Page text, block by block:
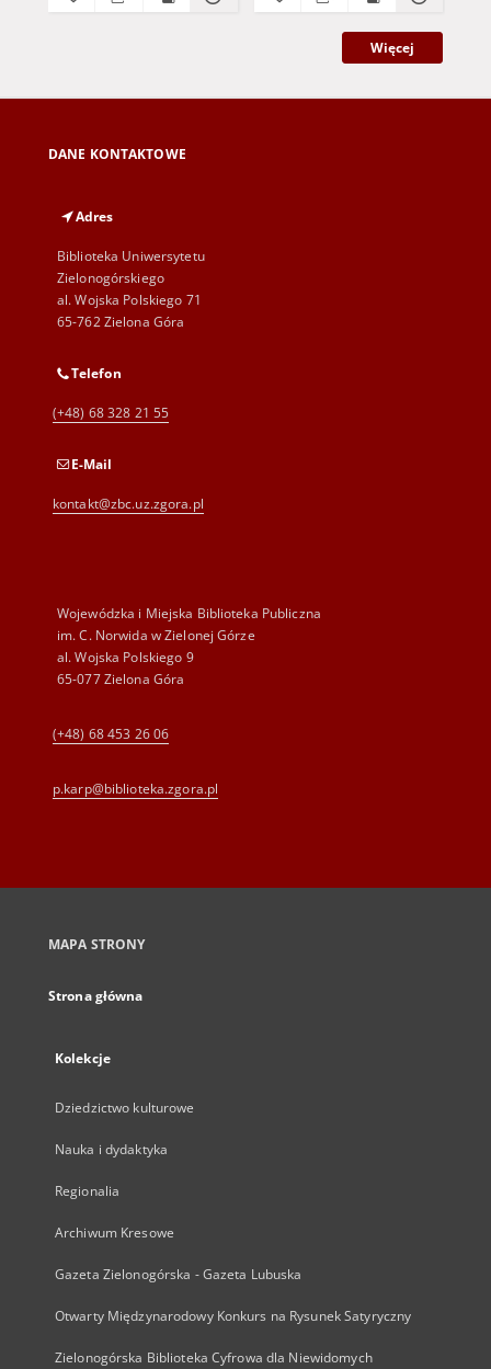
Więcej
DANE KONTAKTOWE
Adres
Biblioteka Uniwersytetu
Zielonogórskiego
al. Wojska Polskiego 71
65-762 Zielona Góra
Telefon
(+48) 68 328 21 55
E-Mail
kontakt@zbc.uz.zgora.pl
Wojewódzka i Miejska Biblioteka Publiczna
im. C. Norwida w Zielonej Górze
al. Wojska Polskiego 9
65-077 Zielona Góra
(+48) 68 453 26 06
p.karp@biblioteka.zgora.pl
MAPA STRONY
Strona główna
Kolekcje
Dziedzictwo kulturowe
Nauka i dydaktyka
Regionalia
Archiwum Kresowe
Gazeta Zielonogórska - Gazeta Lubuska
Otwarty Międzynarodowy Konkurs na Rysunek Satyryczny
Zielonogórska Biblioteka Cyfrowa dla Niewidomych